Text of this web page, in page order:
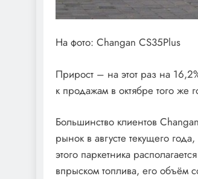
На фото: Changan CS35Plus
Прирост – на этот раз на
к продажам в октябре того же
Большинство клиентов
рынок в августе текущего
этого паркетника
впрыском топлива, его объём